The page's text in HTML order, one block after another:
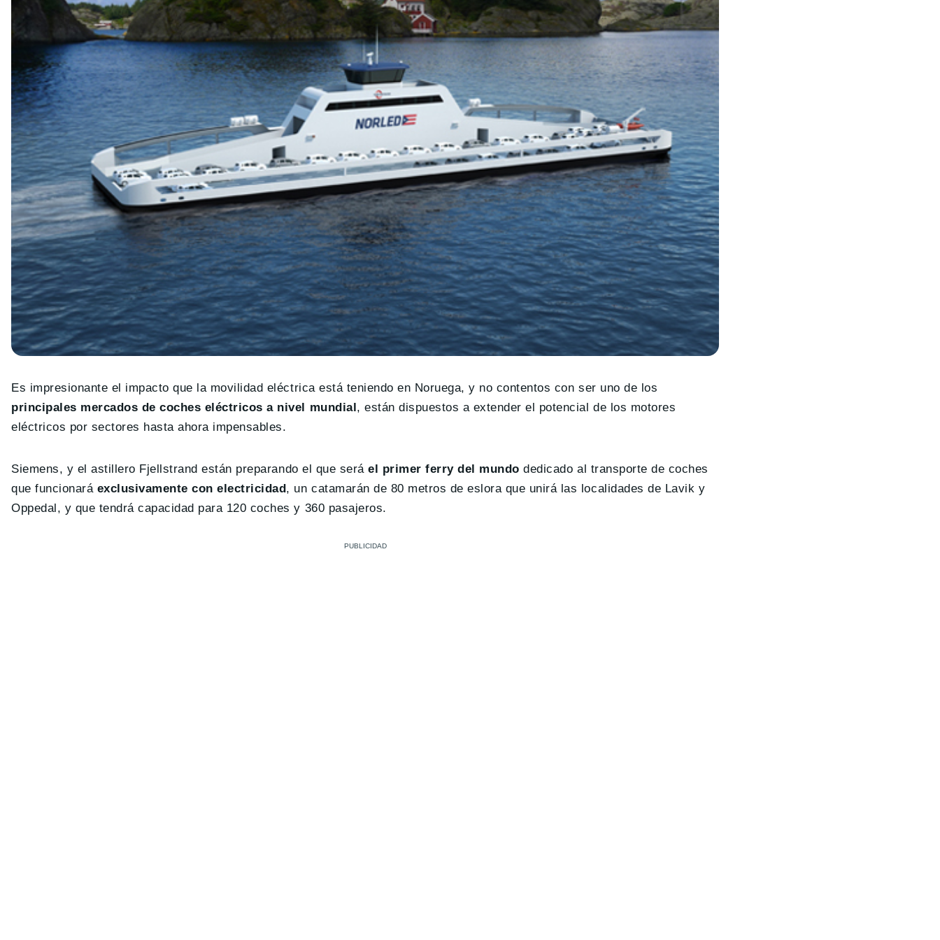
Es impresionante el impacto que la movilidad eléctrica está teniendo en Noruega, y no contentos con ser uno de los
principales mercados de coches eléctricos a nivel mundial , están dispuestos a extender el potencial de los motores
eléctricos por sectores hasta ahora impensables.
Siemens, y el astillero Fjellstrand están preparando el que seráel primer ferry del mundo dedicado al transporte de coches
que funcionará exclusivamente con electricidad , un catamarán de 80 metros de eslora que unirá las localidades de Lavik y
Oppedal, y que tendrá capacidad para 120 coches y 360 pasajeros.